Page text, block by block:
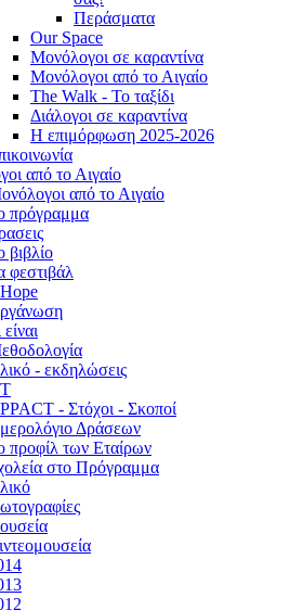
Περάσματα
Our Space
Μονόλογοι σε καραντίνα
Μονόλογοι από το Αιγαίο
The Walk - Το ταξίδι
Διάλογοι σε καραντίνα
Η επιμόρφωση 2025-2026
από το Αιγαίο
από το Αιγαίο
πρόγραμμα
βιβλίο
φεστιβάλ
είναι
- εκδηλώσεις
- Στόχοι - Σκοποί
Δράσεων
προφίλ των Εταίρων
στο Πρόγραμμα